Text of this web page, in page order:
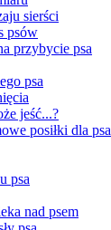
sierści
psów
przybycie psa
psa
jeść...?
posiłki dla psa
psa
nad psem